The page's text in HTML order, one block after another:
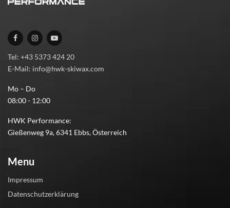
Tel: +43 5373 424 20
E-Mail: info@hwk-skiwax.com
Mo – Do
08:00 - 12:00
HWK Performance:
Gießenweg 9a, 6341 Ebbs, Österreich
Menu
Impressum
Datenschutzerklärung